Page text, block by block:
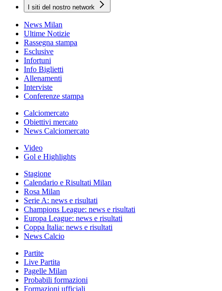
I siti del nostro network
News Milan
Ultime Notizie
Rassegna stampa
Esclusive
Infortuni
Info Biglietti
Allenamenti
Interviste
Conferenze stampa
Calciomercato
Obiettivi mercato
News Calciomercato
Video
Gol e Highlights
Stagione
Calendario e Risultati Milan
Rosa Milan
Serie A: news e risultati
Champions League: news e risultati
Europa League: news e risultati
Coppa Italia: news e risultati
News Calcio
Partite
Live Partita
Pagelle Milan
Probabili formazioni
Formazioni ufficiali